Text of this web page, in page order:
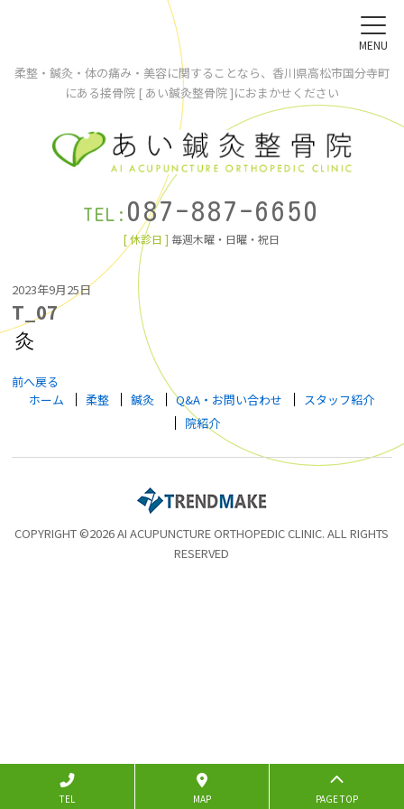
柔整・鍼灸・体の痛み・美容に関することなら、香川県高松市国分寺町
にある接骨院 [ あい鍼灸整骨院 ]におまかせください
TEL: 087-887-6650
[ 休診日 ] 毎週木曜・日曜・祝日
MENU
2023年9月25日
T_07
前へ戻る
ホーム
柔整 鍼灸 Q&A・お問い合わせ
スタッフ紹介
院紹介
COPYRIGHT ©2026 AI ACUPUNCTURE ORTHOPEDIC CLINIC. ALL RIGHTS
RESERVED
TEL MAP PAGE TOP